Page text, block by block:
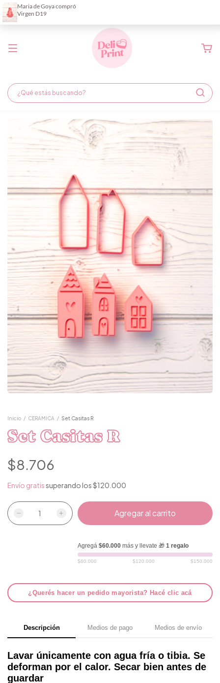
Demora de fabricación hasta 6 días hábiles
Inicio / CERAMICA / Set Casitas R
Set Casitas R
$8.706
Envío gratissuperando los$120.000
Agregá $60.000más y llevate 🎁 1 regalo
$60.000 $120.000 $150.000
¿Querés hacer un pedido mayorista? Hacé clic acá
Descripción Medios de pago Medios de envío
Lavar únicamente con agua fría o tibia. Se
deforman por el calor. Secar bien antes de
guardar